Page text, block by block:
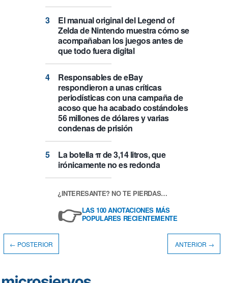
El manual original del Legend of
Zelda de Nintendo muestra cómo se
acompañaban los juegos antes de
que todo fuera digital
Responsables de eBay
respondieron a unas críticas
periodísticas con una campaña de
acoso que ha acabado costándoles
56 millones de dólares y varias
condenas de prisión
La botella π de 3,14 litros, que
irónicamente no es redonda
¿INTERESANTE? NO TE PIERDAS…
👉LAS 100 ANOTACIONES MÁS
POPULARES RECIENTEMENTE
← POSTERIOR ANTERIOR →